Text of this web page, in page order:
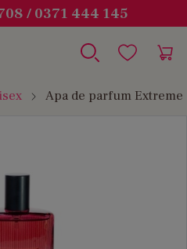
/ 0371 444 145
Apa de parfum